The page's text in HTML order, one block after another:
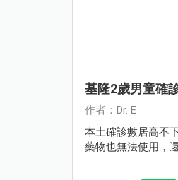
基隆2歲男童確
作者：Dr. E
本土確診數居高不
藥物也無法使用，